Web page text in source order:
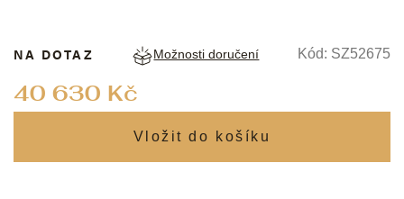
40 630 Kč
NA DOTAZ Možnosti doručení Kód: SZ52675